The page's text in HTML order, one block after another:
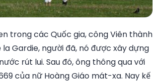
trong các Quốc gia, công Viên thành
Gardie, người đã, nó được xây dựng
rút lui. Sau đó, ông thông qua với
của nữ Hoàng Giáo mát-xa. Nay kế